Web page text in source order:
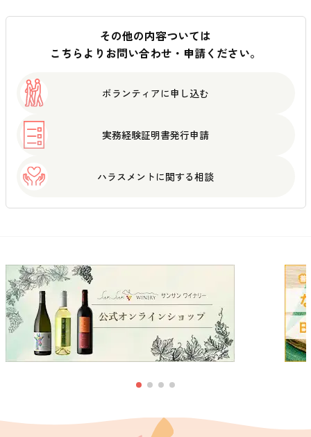
その他の内容ついては
こちらよりお問い合わせ・申請ください。
ボランティアに申し込む
実務経験証明書発行申請
ハラスメントに関する相談